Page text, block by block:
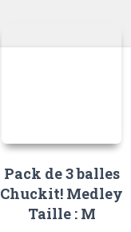
Pack de 3 balles
Chuckit! Medley
Taille : M